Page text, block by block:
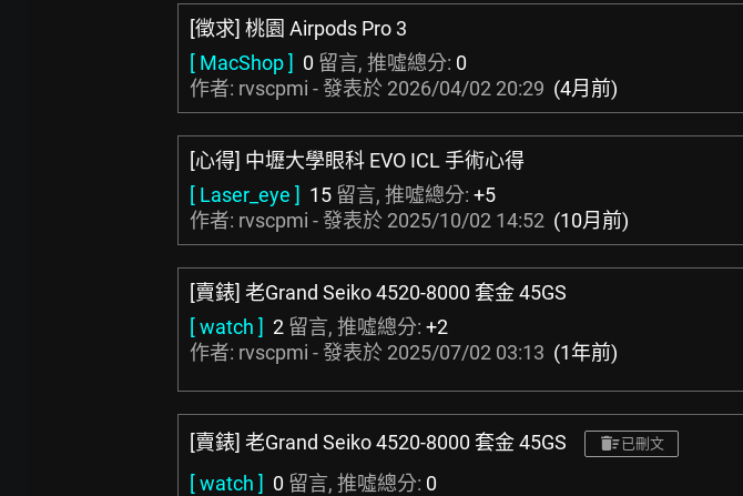
[徵求] 桃園 Airpods Pro 3
[ MacShop ] 0 留言, 推噓總分: 0
作者: rvscpmi - 發表於 2026/04/02 20:29 (4月前)
[心得] 中壢大學眼科 EVO ICL 手術心得
[ Laser_eye ] 15 留言, 推噓總分: +5
作者: rvscpmi - 發表於 2025/10/02 14:52 (10月前)
[賣錶] 老Grand Seiko 4520-8000 套金 45GS
[ watch ] 2 留言, 推噓總分: +2
作者: rvscpmi - 發表於 2025/07/02 03:13 (1年前)
[賣錶] 老Grand Seiko 4520-8000 套金 45GS 已刪文
[ watch ] 0 留言, 推噓總分: 0